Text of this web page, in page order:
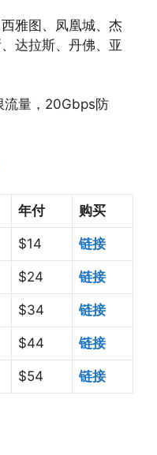
雅图、凤凰城、杰
达拉斯、丹佛、亚
流量，20Gbps防
年付 购买
$14 链接
$24 链接
$34 链接
$44 链接
$54 链接